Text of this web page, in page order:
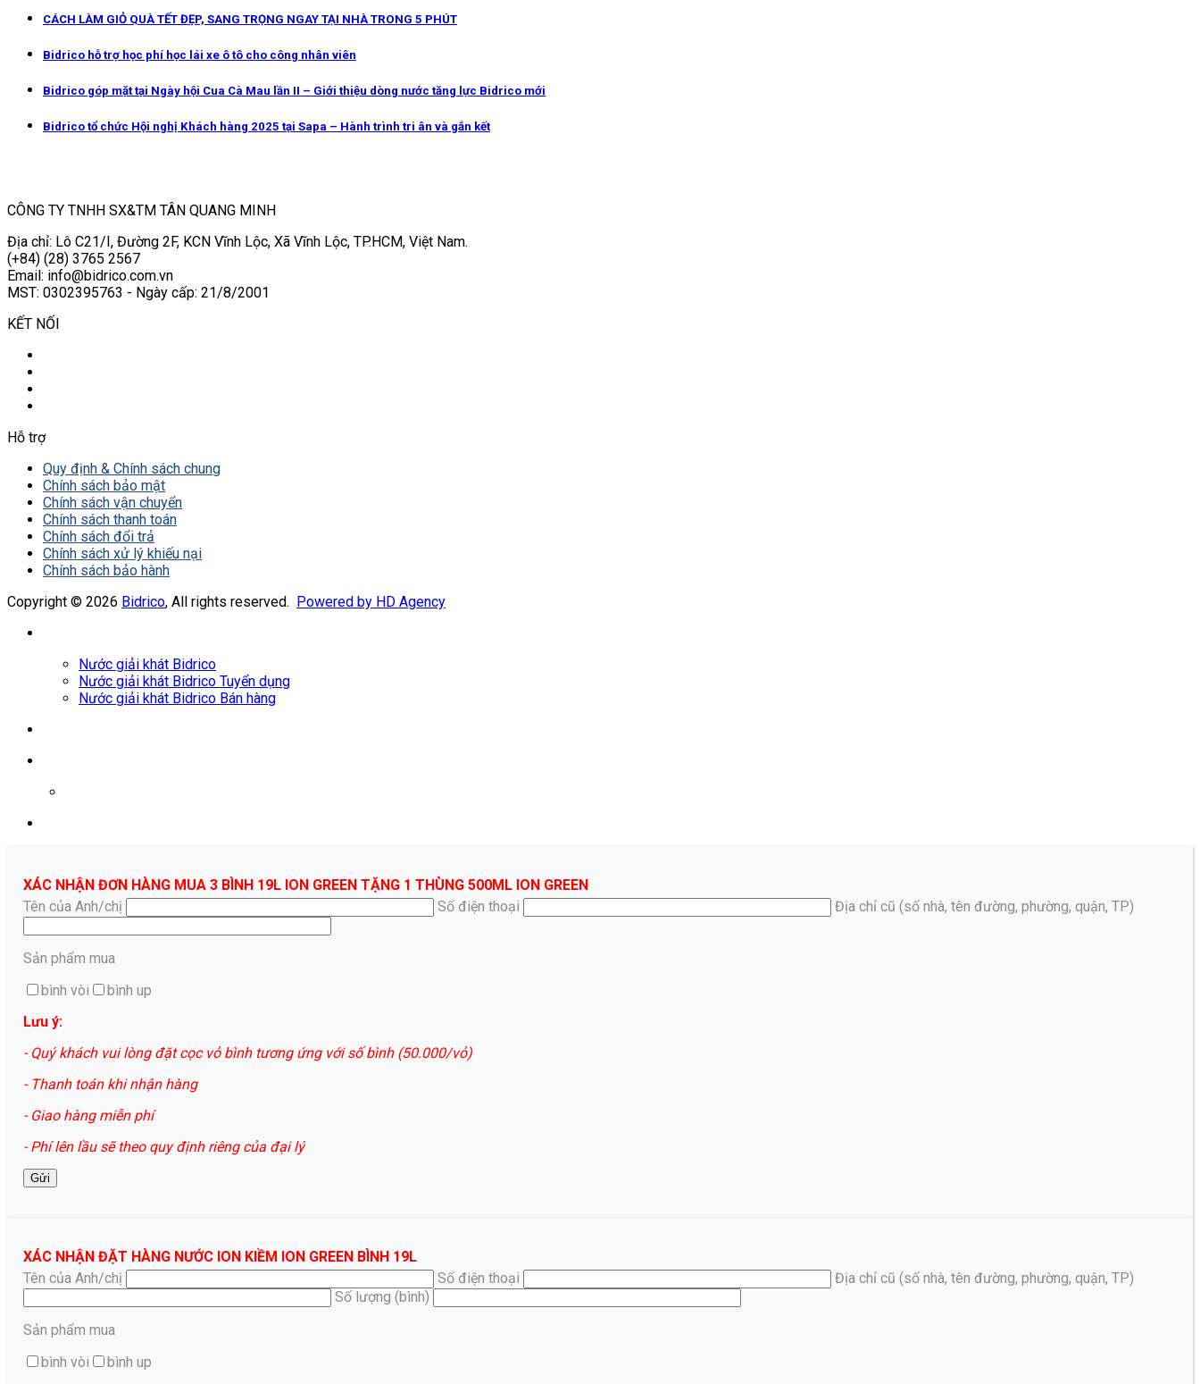
CÁCH LÀM GIỎ QUÀ TẾT ĐẸP, SANG TRỌNG NGAY TẠI NHÀ TRONG 5 PHÚT
Bidrico hỗ trợ học phí học lái xe ô tô cho công nhân viên
Bidrico góp mặt tại Ngày hội Cua Cà Mau lần II – Giới thiệu dòng nước tăng lực Bidrico mới
Bidrico tổ chức Hội nghị Khách hàng 2025 tại Sapa – Hành trình tri ân và gắn kết
CÔNG TY TNHH SX&TM TÂN QUANG MINH
Địa chỉ: Lô C21/I, Đường 2F, KCN Vĩnh Lộc, Xã Vĩnh Lộc, TP.HCM, Việt Nam.
(+84) (28) 3765 2567
Email: info@bidrico.com.vn
MST: 0302395763 - Ngày cấp: 21/8/2001
KẾT NỐI
Hỗ trợ
Quy định & Chính sách chung
Chính sách bảo mật
Chính sách vận chuyển
Chính sách thanh toán
Chính sách đổi trả
Chính sách xử lý khiếu nại
Chính sách bảo hành
Copyright © 2026 Bidrico, All rights reserved. Powered by HD Agency
Nước giải khát Bidrico
Nước giải khát Bidrico Tuyển dụng
Nước giải khát Bidrico Bán hàng
XÁC NHẬN ĐƠN HÀNG MUA 3 BÌNH 19L ION GREEN TẶNG 1 THÙNG 500ML ION GREEN
Tên của Anh/chị
Số điện thoại Địa chỉ cũ (số nhà, tên đường, phường, quận, TP)
Sản phẩm mua
bình vòi
bình up
Lưu ý:
- Quý khách vui lòng đặt cọc vỏ bình tương ứng với số bình (50.000/vỏ)
- Thanh toán khi nhận hàng
- Giao hàng miễn phí
- Phí lên lầu sẽ theo quy định riêng của đại lý
XÁC NHẬN ĐẶT HÀNG NƯỚC ION KIỀM ION GREEN BÌNH 19L
Tên của Anh/chị
Số điện thoại
Địa chỉ cũ (số nhà, tên đường, phường, quận, TP)
Số lượng (bình)
Sản phẩm mua
bình vòi
bình up